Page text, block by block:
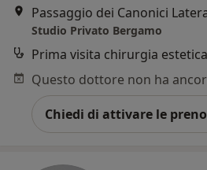
Studio Privato Bergamo
Prima visita chirurgia estetica
Chiedi di attivare le